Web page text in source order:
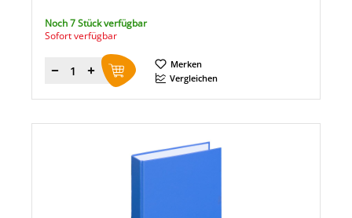
Noch 7 Stück verfügbar
Sofort verfügbar
Menge
Merken
Vergleichen